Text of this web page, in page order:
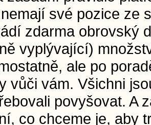
své pozice ze
zdarma obrovský
vyplývající)
ale po
vůči vám. Všichni
povyšovat. A
co chceme je, aby